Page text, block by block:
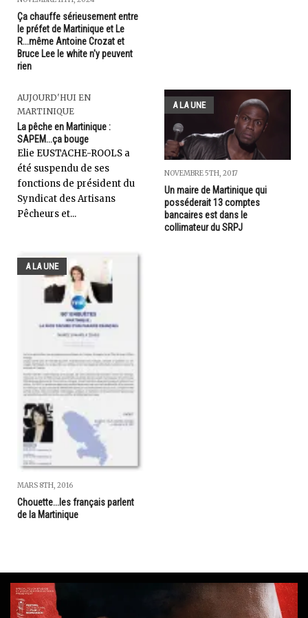
Ça chauffe sérieusement entre
le préfet de Martinique et Le
R...même Antoine Crozat et
Bruce Lee le white n'y peuvent
rien
AUJOURD'HUI EN
MARTINIQUE
La pêche en Martinique :
SAPEM...ça bouge
Elie EUSTACHE-ROOLS a
été suspendu de ses
fonctions de président du
Syndicat des Artisans
Pêcheurs et...
A LA UNE
NOVEMBRE 5TH, 2017
Un maire de Martinique qui
posséderait 13 comptes
bancaires est dans le
collimateur du SRPJ
A LA UNE
MARS 8TH, 2016
Chouette...les français parlent
de la Martinique